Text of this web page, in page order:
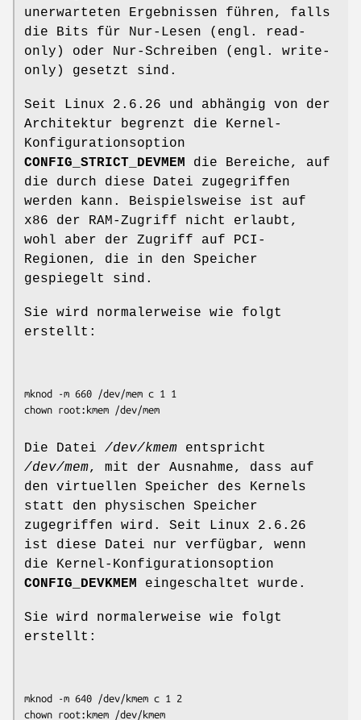
unerwarteten Ergebnissen führen, falls
die Bits für Nur-Lesen (engl. read-
only) oder Nur-Schreiben (engl. write-
only) gesetzt sind.
Seit Linux 2.6.26 und abhängig von der
Architektur begrenzt die Kernel-
Konfigurationsoption
CONFIG_STRICT_DEVMEM die Bereiche, auf
die durch diese Datei zugegriffen
werden kann. Beispielsweise ist auf
x86 der RAM-Zugriff nicht erlaubt,
wohl aber der Zugriff auf PCI-
Regionen, die in den Speicher
gespiegelt sind.
Sie wird normalerweise wie folgt
erstellt:
mknod -m 660 /dev/mem c 1 1
Die Datei /dev/kmem entspricht
/dev/mem, mit der Ausnahme, dass auf
den virtuellen Speicher des Kernels
statt den physischen Speicher
zugegriffen wird. Seit Linux 2.6.26
ist diese Datei nur verfügbar, wenn
die Kernel-Konfigurationsoption
CONFIG_DEVKMEM eingeschaltet wurde.
Sie wird normalerweise wie folgt
erstellt:
mknod -m 640 /dev/kmem c 1 2